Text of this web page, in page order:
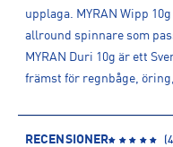
upplaga. MYRAN Wipp
allround spinnare som
MYRAN Duri 10g är ett
främst för regnbåge,
RECENSIONER (